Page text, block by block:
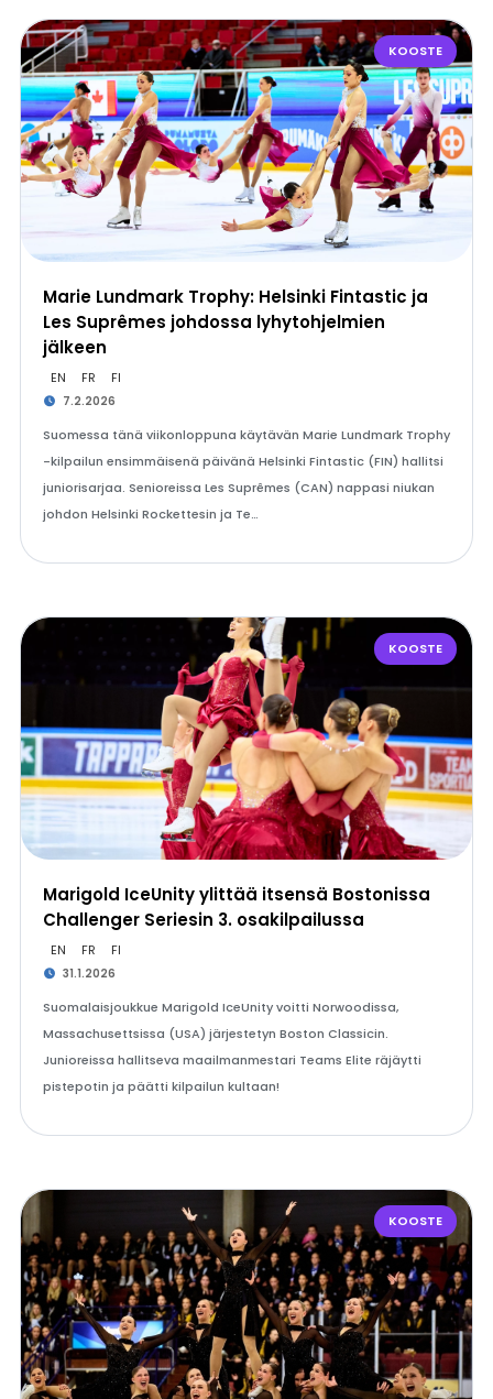
KOOSTE
Marie Lundmark Trophy: Helsinki Fintastic ja
Les Suprêmes johdossa lyhytohjelmien
jälkeen
EN FR FI
7.2.2026
Suomessa tänä viikonloppuna käytävän Marie Lundmark Trophy
-kilpailun ensimmäisenä päivänä Helsinki Fintastic (FIN) hallitsi
juniorisarjaa. Senioreissa Les Suprêmes (CAN) nappasi niukan
johdon Helsinki Rockettesin ja Te…
KOOSTE
Marigold IceUnity ylittää itsensä Bostonissa
Challenger Seriesin 3. osakilpailussa
EN FR FI
31.1.2026
Suomalaisjoukkue Marigold IceUnity voitti Norwoodissa,
Massachusettsissa (USA) järjestetyn Boston Classicin.
Junioreissa hallitseva maailmanmestari Teams Elite räjäytti
pistepotin ja päätti kilpailun kultaan!
KOOSTE